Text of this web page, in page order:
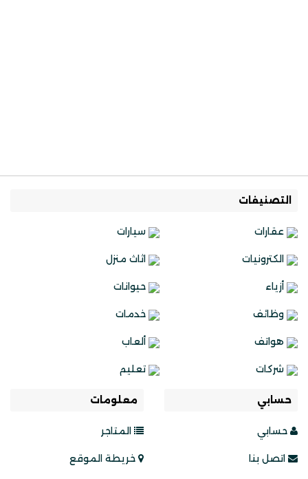
التصنيفات
عقارات سيارات
الكترونيات اثاث منزل
أزياء حيوانات
وظائف خدمات
هواتف ألعاب
شركات تعليم
حسابي
حسابي
اتصل بنا
معلومات
المتاجر
خريطة الموقع